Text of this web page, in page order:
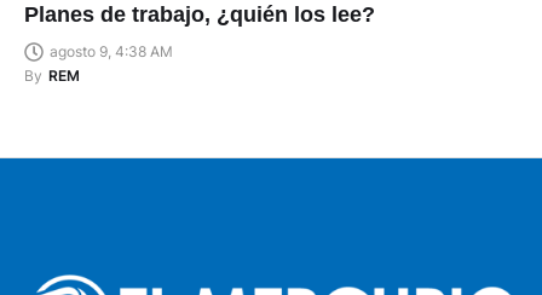
Planes de trabajo, ¿quién los lee?
agosto 9, 4:38 AM
By REM